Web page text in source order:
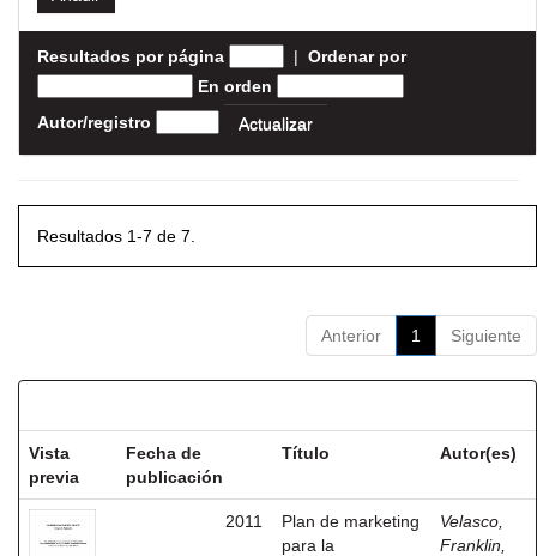
Resultados por página | Ordenar por
En orden
Autor/registro
Resultados 1-7 de 7.
Anterior 1 Siguiente
Vista
previa
Fecha de
publicación
Título Autor(es)
2011
Plan de marketing
para la
Velasco,
Franklin,